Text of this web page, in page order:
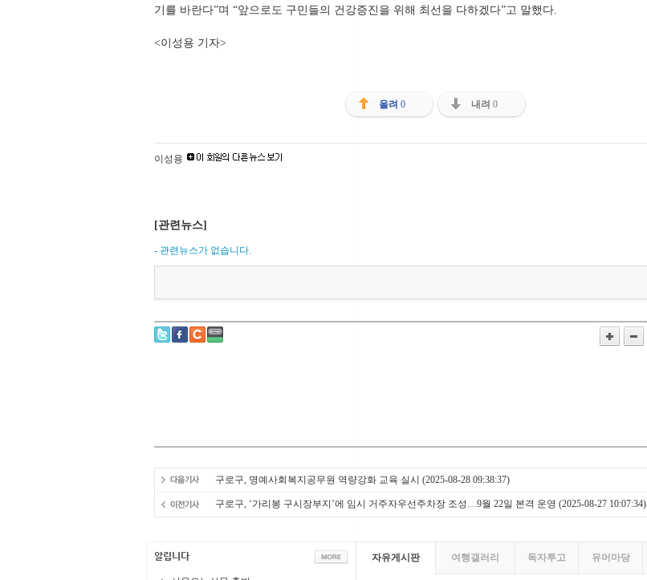
기를 바란다”며 “앞으로도 구민들의 건강증진을 위해 최선을 다하겠다”고 말했다.
<이성용 기자>
올려 0 내려 0
이성용
[관련뉴스]
- 관련뉴스가 없습니다.
구로구, 명예사회복지공무원 역량강화 교육 실시 (2025-08-28 09:38:37)
구로구, ‘가리봉 구시장부지’에 임시 거주자우선주차장 조성…9월 22일 본격 운영 (2025-08-27 10:07:34)
자유게시판 여행갤러리 독자투고 유머마당